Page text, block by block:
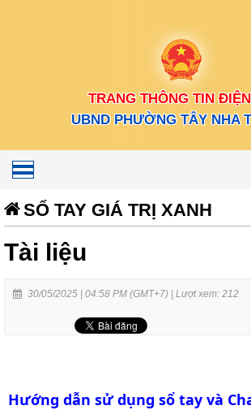
TRANG THÔNG TIN
UBND PHƯỜNG TÂY NHA
Toggle
navigation
SỔ TAY GIÁ TRỊ XANH
Tài liệu
30/05/2025 | 04:58 PM (GMT+7) | Lượt xem: 212
Hướng dẫn sử dụng sổ tay và